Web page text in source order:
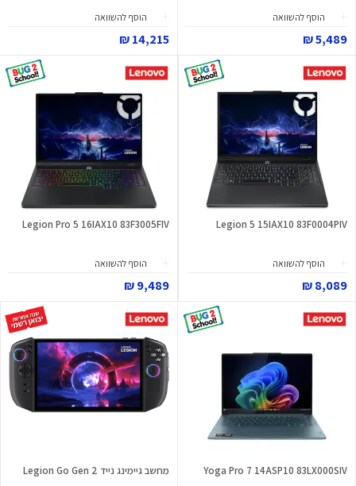
הוסף להשוואה
5,489 ₪
הוסף להשוואה
14,215 ₪
Legion 5 15IAX10 83F0004PIV
הוסף להשוואה
8,089 ₪
Legion Pro 5 16IAX10 83F3005FIV
הוסף להשוואה
9,489 ₪
Yoga Pro 7 14ASP10 83LX000SIV מחשב גיימינג נייד Legion Go Gen 2